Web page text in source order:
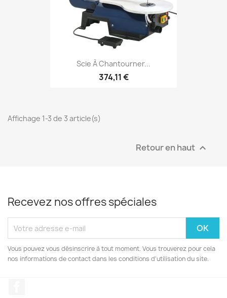
Scie À Chantourner...
374,11 €
Affichage 1-3 de 3 article(s)
Retour en haut 
Recevez nos offres spéciales
Vous pouvez vous désinscrire à tout moment. Vous trouverez pour cela
nos informations de contact dans les conditions d'utilisation du site.